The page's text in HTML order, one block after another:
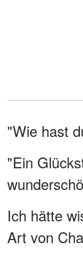
"Wie hast
"Ein
Ich hätte
Art von